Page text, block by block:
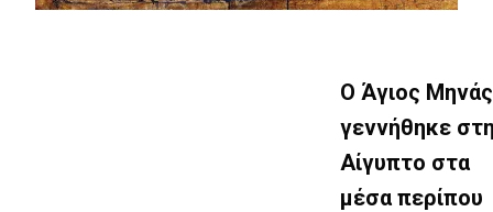
Ο Άγιος Μηνάς
γεννήθηκε
Αίγυπτο στα
μέσα περίπου